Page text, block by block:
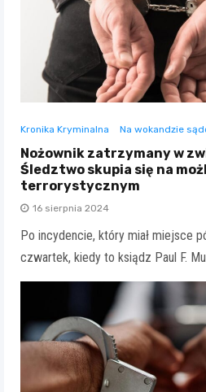
Kronika Kryminalna Na wokandzie
Nożownik zatrzymany w
Śledztwo skupia się na
terrorystycznym
16 sierpnia 2024
Po incydencie, który miał miejsce
czwartek, kiedy to ksiądz Paul F.